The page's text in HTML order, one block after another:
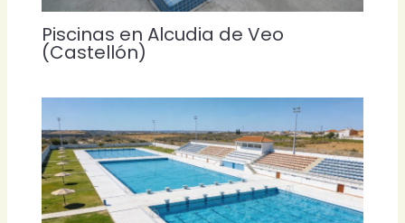
Piscinas en Alcudia de Veo
(Castellón)